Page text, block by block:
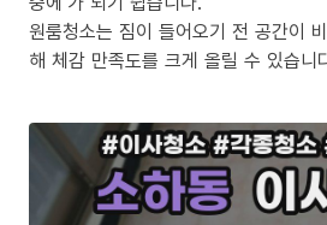
원룸청소는 짐이 들어오기 전 공간이
해 체감 만족도를 크게 올릴 수 있습니